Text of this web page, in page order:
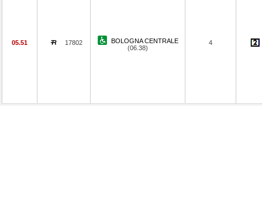
05.51 17802
BOLOGNA CENTRALE
(06.38)
4